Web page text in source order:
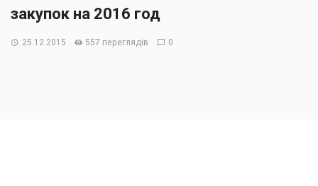
закупок на 2016 год
25.12.2015 557 переглядів 0